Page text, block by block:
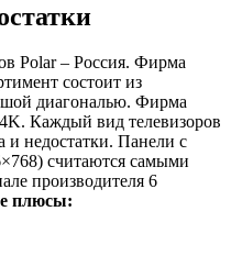
Polar – Россия. Фирма
состоит из
диагональю. Фирма
Каждый вид телевизоров
и недостатки. Панели с
считаются самыми
производителя 6
плюсы: